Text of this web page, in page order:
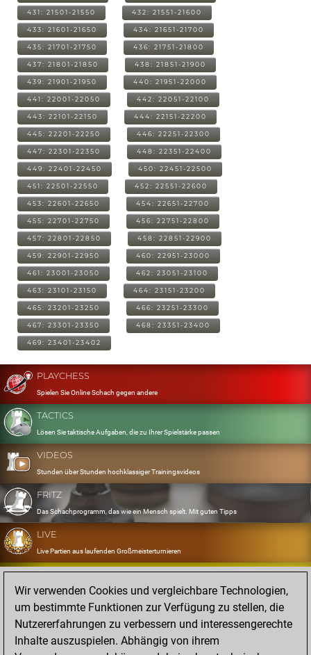
431: 21501-21550 432: 21551-21600
433: 21601-21650 434: 21651-21700
435: 21701-21750 436: 21751-21800
437: 21801-21850 438: 21851-21900
439: 21901-21950 440: 21951-22000
441: 22001-22050 442: 22051-22100
443: 22101-22150 444: 22151-22200
445: 22201-22250 446: 22251-22300
447: 22301-22350 448: 22351-22400
449: 22401-22450 450: 22451-22500
451: 22501-22550 452: 22551-22600
453: 22601-22650 454: 22651-22700
455: 22701-22750 456: 22751-22800
457: 22801-22850 458: 22851-22900
459: 22901-22950 460: 22951-23000
461: 23001-23050 462: 23051-23100
463: 23101-23150 464: 23151-23200
465: 23201-23250 466: 23251-23300
467: 23301-23350 468: 23351-23400
469: 23401-23402
PLAYCHESS
Spielen Sie Online Schach gegen andere
TACTICS
Lösen Sie taktische Aufgaben, die zu Ihrer Spielstärke passen
VIDEOS
Stunden über Stunden hochklassiger Trainingsvideos
FRITZ
Das Schachprogramm, das wie ein Mensch spielt. Mit guten Tipps
LIVE
Live Partien aus laufenden Großmeisterturnieren
OPENINGS
Erfassen und Üben Sie Ihr Eröffnungsrepertoire
DATABASE
Acht Millionen starke Partien
Wir verwenden Cookies und vergleichbare Technologien,
um bestimmte Funktionen zur Verfügung zu stellen, die
Nutzererfahrungen zu verbessern und interessengerechte
Inhalte auszuspielen. Abhängig von ihrem